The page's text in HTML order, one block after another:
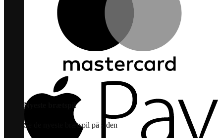
Nyeste brætspil
Se de nyeste brætspil på siden